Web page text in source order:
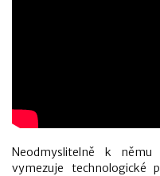
Neodmyslitelně k
vymezuje technologické